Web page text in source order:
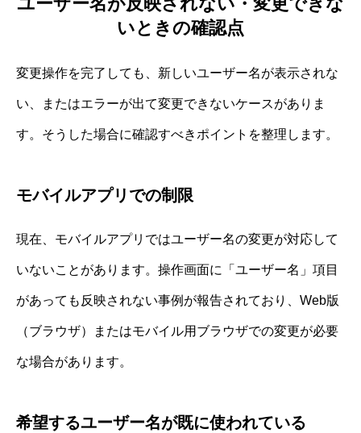
いときの確認点
変更操作を完了しても、新しいユーザー名が表示されな
い、またはエラーが出て変更できないケースがありま
す。そうした場合に確認すべきポイントを整理します。
モバイルアプリでの制限
現在、モバイルアプリではユーザー名の変更が対応して
いないことがあります。操作画面に「ユーザー名」項目
があっても反映されない事例が報告されており、Web版
（ブラウザ）またはモバイル用ブラウザでの変更が必要
な場合があります。
希望するユーザー名が既に使われている